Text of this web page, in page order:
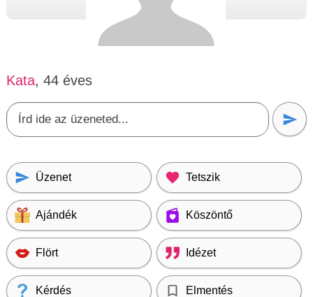
Kata, 44 éves
Üzenet Tetszik
Ajándék Köszöntő
Flört Idézet
Kérdés Elmentés